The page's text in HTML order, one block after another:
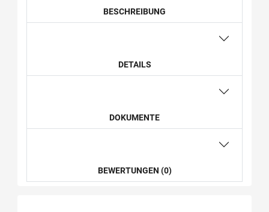
BESCHREIBUNG
DETAILS
DOKUMENTE
BEWERTUNGEN (0)